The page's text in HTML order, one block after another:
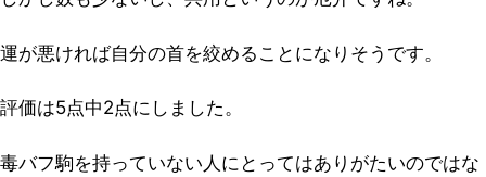
運が悪ければ自分の首を絞めることになりそうです。
評価は5点中2点にしました。
毒バフ駒を持っていない人にとってはありがたいのではな